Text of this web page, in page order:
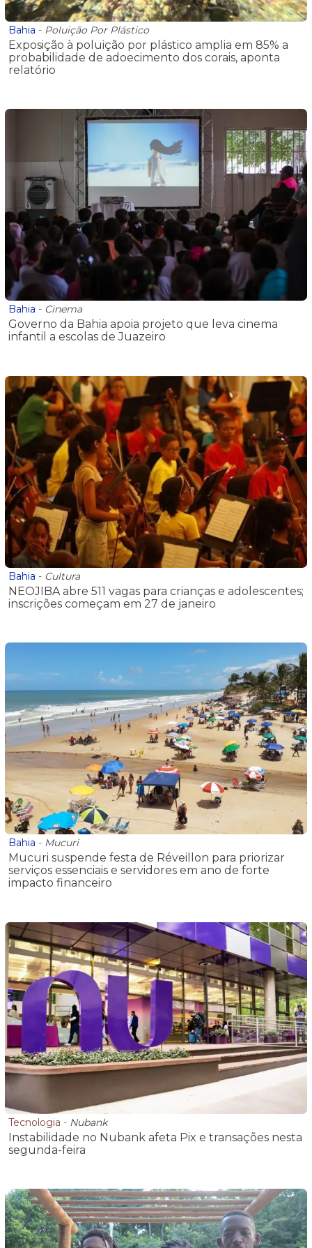
Bahia - Poluição Por Plástico
Exposição à poluição por plástico amplia em 85% a
probabilidade de adoecimento dos corais, aponta
relatório
Bahia - Cinema
Governo da Bahia apoia projeto que leva cinema
infantil a escolas de Juazeiro
Bahia - Cultura
NEOJIBA abre 511 vagas para crianças e adolescentes;
inscrições começam em 27 de janeiro
Bahia - Mucuri
Mucuri suspende festa de Réveillon para priorizar
serviços essenciais e servidores em ano de forte
impacto financeiro
Tecnologia - Nubank
Instabilidade no Nubank afeta Pix e transações nesta
segunda-feira